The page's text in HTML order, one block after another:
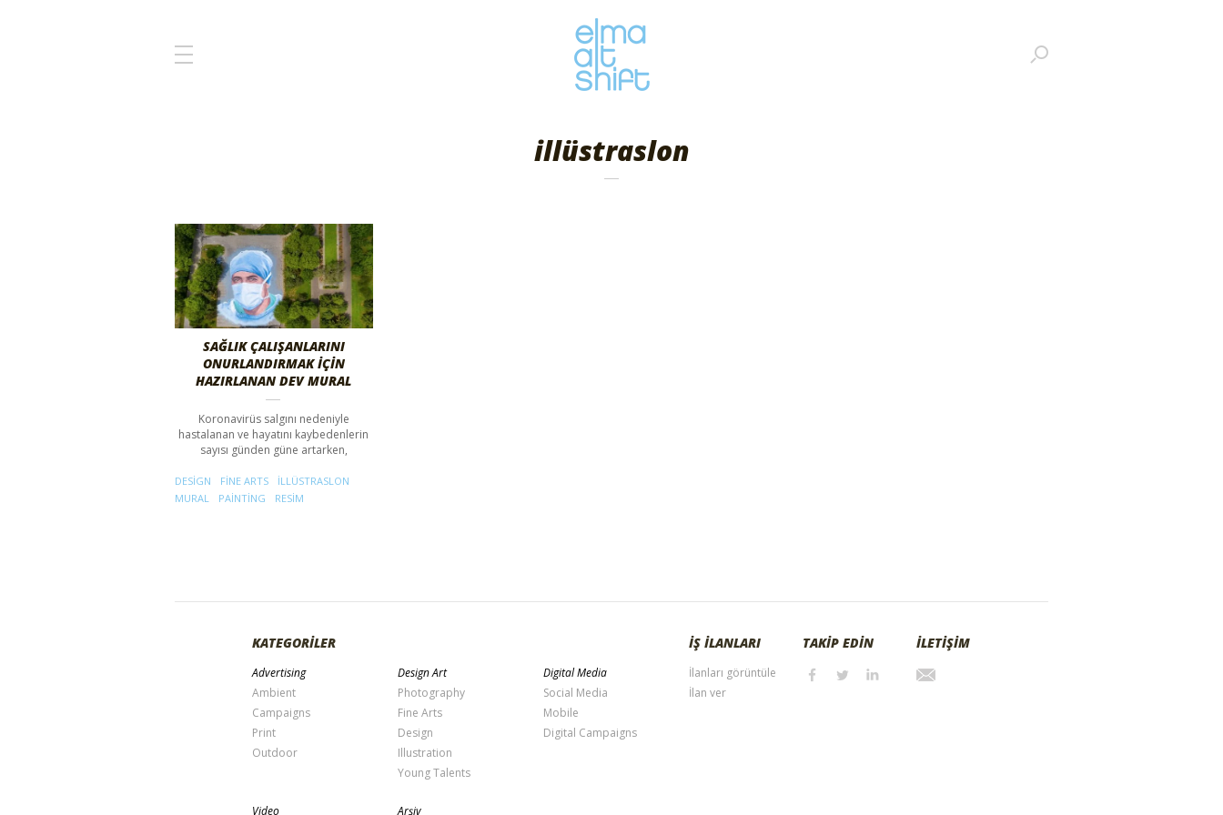
illüstraslon
SAĞLIK ÇALIŞANLARINI
ONURLANDIRMAK İÇIN
HAZIRLANAN DEV MURAL
Koronavirüs salgını nedeniyle
hastalanan ve hayatını kaybedenlerin
sayısı günden güne artarken,
DESIGN FINE ARTS
ILLÜSTRASLON
MURAL
PAINTING RESIM
KATEGORİLER
Advertising
Ambient
Campaigns
Print
Outdoor
Design Art
Photography
Fine Arts
Design
Illustration
Young Talents
Digital Media
Social Media
Mobile
Digital Campaigns
Video Arşiv
İŞ İLANLARI
İlanları görüntüle
İlan ver
TAKİP EDİN İLETİŞİM